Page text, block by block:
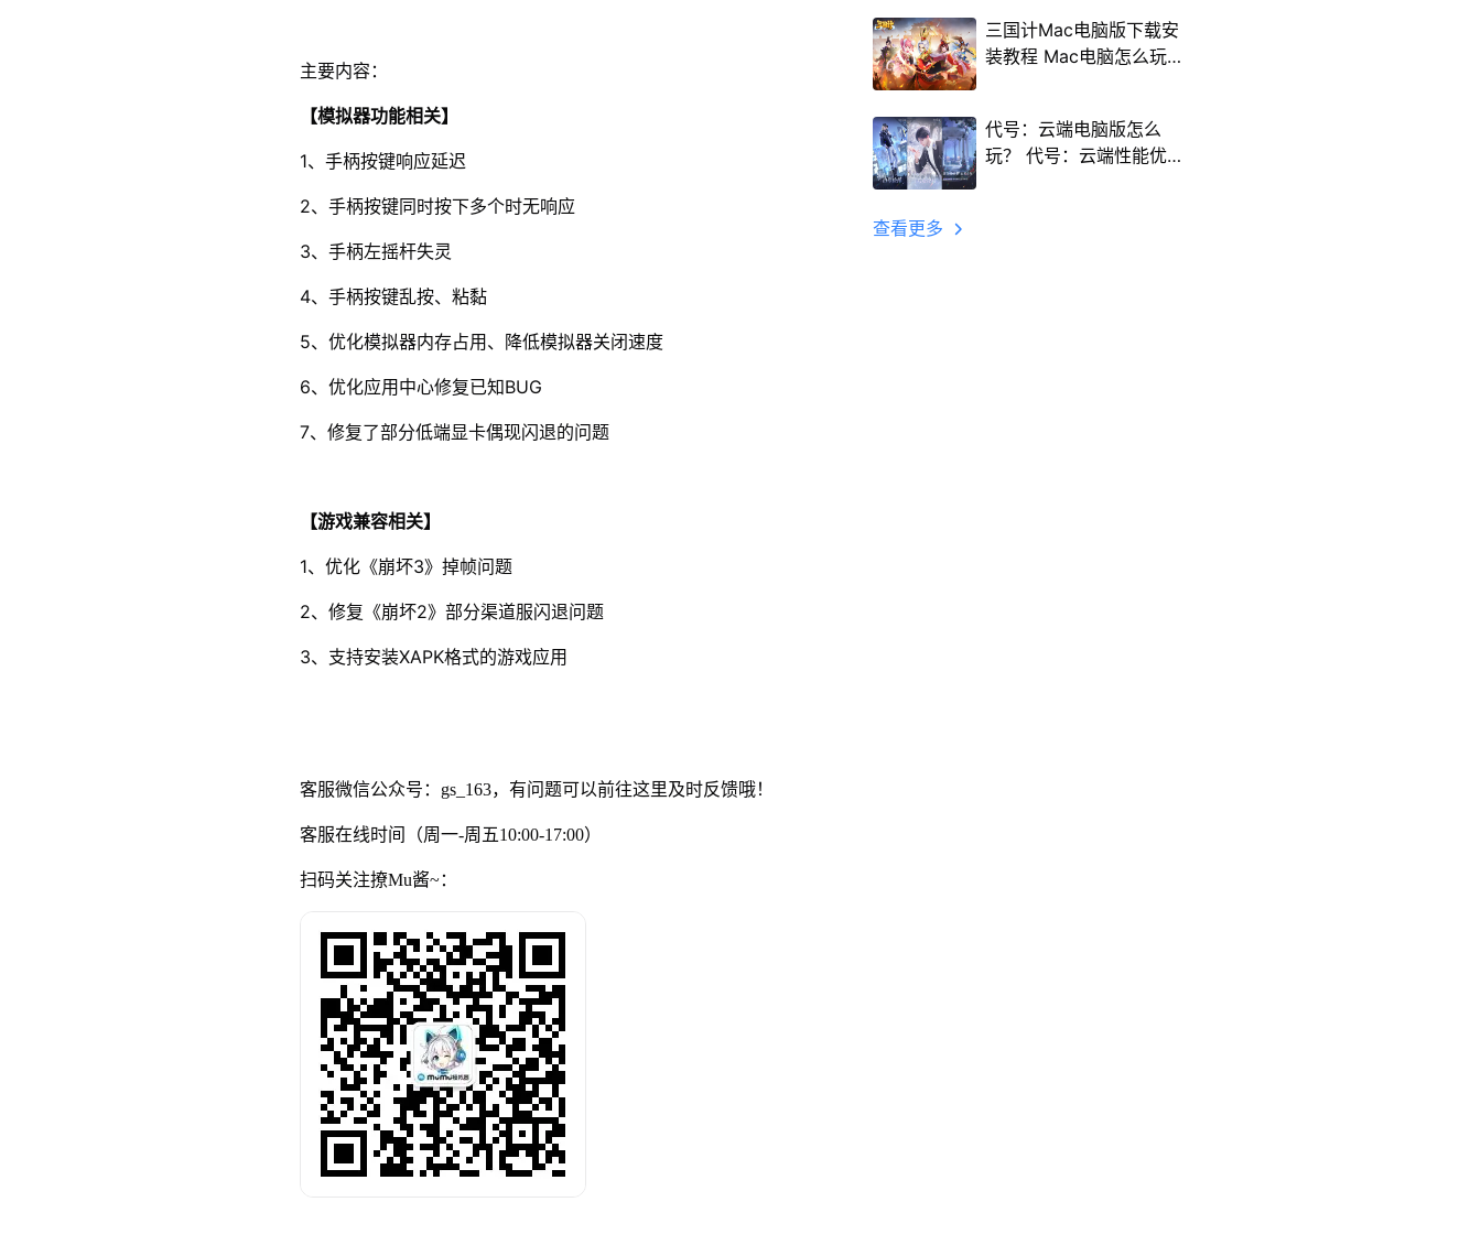
主要内容：
【模拟器功能相关】
1、手柄按键响应延迟
2、手柄按键同时按下多个时无响应
3、手柄左摇杆失灵
4、手柄按键乱按、粘黏
5、优化模拟器内存占用、降低模拟器关闭速度
6、优化应用中心修复已知BUG
7、 修复了部分低端显卡偶现闪退的问题
【游戏兼容相关】
1、优化《崩坏3》掉帧问题
2、修复《崩坏2》部分渠道服闪退问题
3、支持安装XAPK格式的游戏应用
客服微信公众号：gs_163，有问题可以前往这里及时反馈哦！
客服在线时间（周一-周五10:00-17:00）
扫码关注撩Mu酱~：
三国计Mac电脑版下载安
装教程 Mac电脑怎么玩
代号：云端电脑版怎么
玩？ 代号：云端性能优
查看更多